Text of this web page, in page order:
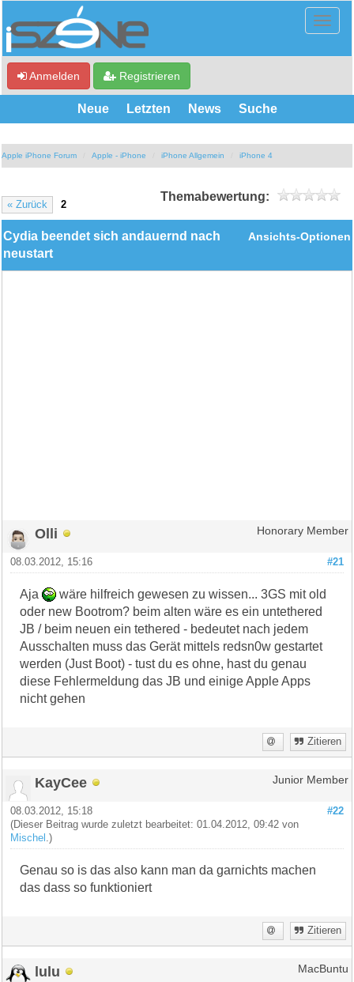
Anmelden Registrieren
Neue Letzten News Suche
Apple iPhone Forum Apple - iPhone iPhone Allgemein iPhone 4
« Zurück 2
Themabewertung:
Ansichts-Optionen
Cydia beendet sich andauernd nach
neustart
Olli Honorary Member
#21
08.03.2012, 15:16
Aja
wäre hilfreich gewesen zu wissen... 3GS mit old
oder new Bootrom? beim alten wäre es ein untethered
JB / beim neuen ein tethered - bedeutet nach jedem
Ausschalten muss das Gerät mittels redsn0w gestartet
werden (Just Boot) - tust du es ohne, hast du genau
diese Fehlermeldung das JB und einige Apple Apps
nicht gehen
Zitieren
KayCee Junior Member
#22
08.03.2012, 15:18
(Dieser Beitrag wurde zuletzt bearbeitet: 01.04.2012, 09:42 von
Mischel .)
Genau so is das also kann man da garnichts machen
das dass so funktioniert
Zitieren
lulu MacBuntu